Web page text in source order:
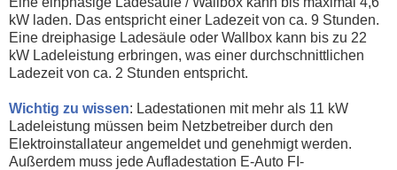
kW laden. Das entspricht einer Ladezeit von ca. 9 Stunden.
Eine dreiphasige Ladesäule oder Wallbox kann bis zu 22
kW Ladeleistung erbringen, was einer durchschnittlichen
Ladezeit von ca. 2 Stunden entspricht.
Wichtig zu wissen: Ladestationen mit mehr als 11 kW
Ladeleistung müssen beim Netzbetreiber durch den
Elektroinstallateur angemeldet und genehmigt werden.
Außerdem muss jede Aufladestation E-Auto FI-